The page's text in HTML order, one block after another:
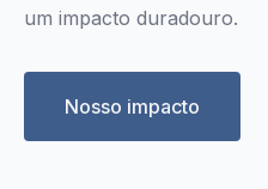
um impacto duradouro.
Nosso impacto